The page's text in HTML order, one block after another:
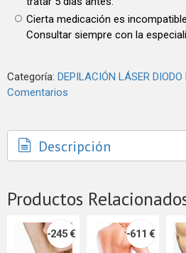
Cierta medicación es
Consultar siempre con la
Categoría: DEPILACIÓN LÁSER DIODO
Comentarios
Descripción
Productos
-245 € -611 €